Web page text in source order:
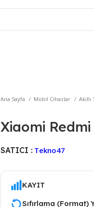
Ana Sayfa Mobil Cihazlar
Xiaomi
SATICI : Tekno47
KAYIT
Sıfırlama (Format)